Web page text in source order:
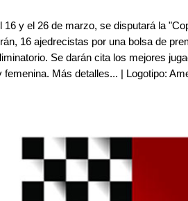
16 y el 26 de marzo, se disputará la
16 ajedrecistas por una bolsa de
Se darán cita los mejores
Más detalles... | Logotipo: